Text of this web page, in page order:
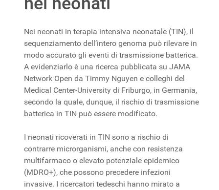
Nei neonati in terapia intensiva neonatale (TIN), il
sequenziamento dell’intero genoma può rilevare in
modo accurato gli eventi di trasmissione batterica.
A evidenziarlo è una ricerca pubblicata su JAMA
Network Open da Timmy Nguyen e colleghi del
Medical Center-University di Friburgo, in Germania,
secondo la quale, dunque, il rischio di trasmissione
batterica in TIN può essere modificato.
I neonati ricoverati in TIN sono a rischio di
contrarre microrganismi, anche con resistenza
multifarmaco o elevato potenziale epidemico
(MDRO+), che possono precedere infezioni
invasive. I ricercatori tedeschi hanno mirato a